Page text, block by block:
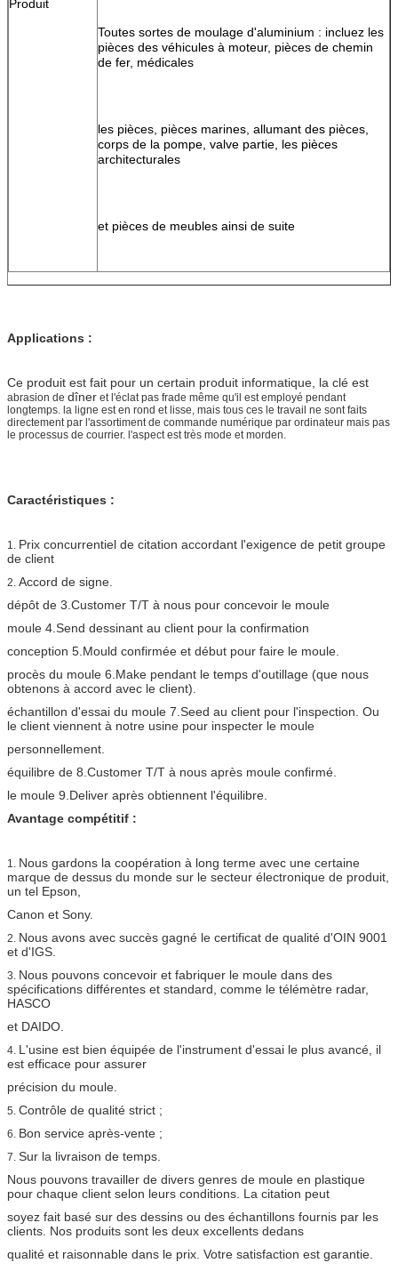
Produit
Toutes sortes de moulage d'aluminium : incluez les
pièces des véhicules à moteur, pièces de chemin
de fer, médicales
les pièces, pièces marines, allumant des pièces,
corps de la pompe, valve partie, les pièces
architecturales
et pièces de meubles ainsi de suite
Applications :
Ce produit est fait pour un certain produit informatique, la clé est
abrasion de dîner et l'éclat pas frade même qu'il est employé pendant
longtemps. la ligne est en rond et lisse, mais tous ces le travail ne sont faits
directement par l'assortiment de commande numérique par ordinateur mais pas
le processus de courrier. l'aspect est très mode et morden.
Caractéristiques :
1. Prix concurrentiel de citation accordant l'exigence de petit groupe
de client
2. Accord de signe.
dépôt de 3.Customer T/T à nous pour concevoir le moule
moule 4.Send dessinant au client pour la confirmation
conception 5.Mould confirmée et début pour faire le moule.
procès du moule 6.Make pendant le temps d'outillage (que nous
obtenons à accord avec le client).
échantillon d'essai du moule 7.Seed au client pour l'inspection. Ou
le client viennent à notre usine pour inspecter le moule
personnellement.
équilibre de 8.Customer T/T à nous après moule confirmé.
le moule 9.Deliver après obtiennent l'équilibre.
Avantage compétitif :
1. Nous gardons la coopération à long terme avec une certaine
marque de dessus du monde sur le secteur électronique de produit,
un tel Epson,
Canon et Sony.
2. Nous avons avec succès gagné le certificat de qualité d'OIN 9001
et d'IGS.
3. Nous pouvons concevoir et fabriquer le moule dans des
spécifications différentes et standard, comme le télémètre radar,
HASCO
et DAIDO.
4. L'usine est bien équipée de l'instrument d'essai le plus avancé, il
est efficace pour assurer
précision du moule.
5. Contrôle de qualité strict ;
6. Bon service après-vente ;
7. Sur la livraison de temps.
Nous pouvons travailler de divers genres de moule en plastique
pour chaque client selon leurs conditions. La citation peut
soyez fait basé sur des dessins ou des échantillons fournis par les
clients. Nos produits sont les deux excellents dedans
qualité et raisonnable dans le prix. Votre satisfaction est garantie.